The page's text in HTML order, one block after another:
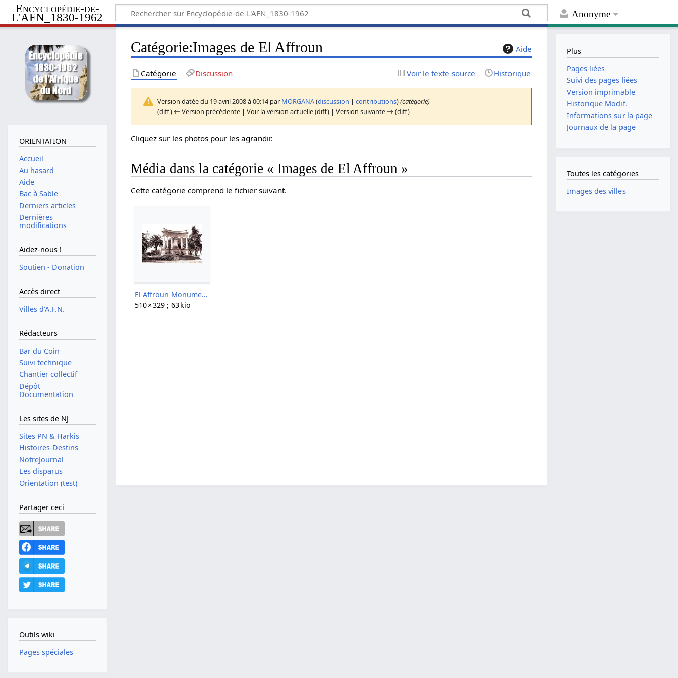
Anonyme
Encyclopédie-de-
L'AFN_1830-1962
Aide
Catégorie:Images de El Affroun
Catégorie Discussion Voir le texte source Historique
Version datée du 19 avril 2008 à 00:14 par MORGANA(discussion |contributions)(catégorie)
(diff) ← Version précédente | Voir la version actuelle (diff) | Version suivante → (diff)
Cliquez sur les photos pour les agrandir.
Média dans la catégorie « Images de El Affroun »
Cette catégorie comprend le fichier suivant.
El Affroun Monument aux Morts.jpg
510 × 329 ; 63 kio
ORIENTATION
Accueil
Au hasard
Aide
Bac à Sable
Derniers articles
Dernières
modifications
Aidez-nous !
Soutien - Donation
Accès direct
Villes d'A.F.N.
Rédacteurs
Bar du Coin
Suivi technique
Chantier collectif
Dépôt
Documentation
Les sites de NJ
Sites PN & Harkis
Histoires-Destins
NotreJournal
Les disparus
Orientation (test)
Partager ceci
Outils wiki
Pages spéciales
Plus
Pages liées
Suivi des pages liées
Version imprimable
Historique Modif.
Informations sur la page
Journaux de la page
Toutes les catégories
Images des villes